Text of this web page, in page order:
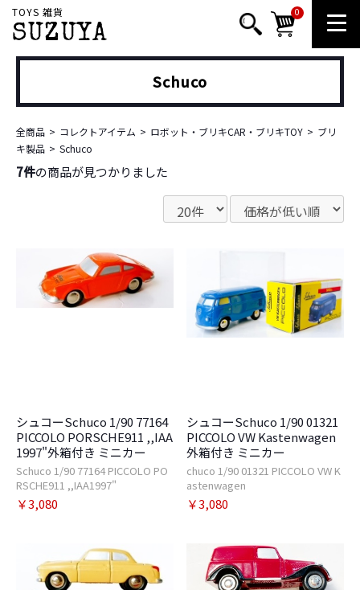
TOYS 雑貨
SUZUYA
0
Schuco
全商品 コレクトアイテム ロボット・ブリキCAR・ブリキTOY
ブリ
キ製品
Schuco
7件の商品が見つかりました
シュコーSchuco 1/90 77164
PICCOLO PORSCHE911 ,,IAA
1997"外箱付き ミニカー
Schuco 1/90 77164 PICCOLO PO
RSCHE911 ,,IAA1997"
￥3,080
シュコーSchuco 1/90 01321
PICCOLO VW Kastenwagen
外箱付き ミニカー
chuco 1/90 01321 PICCOLO VW K
astenwagen
￥3,080